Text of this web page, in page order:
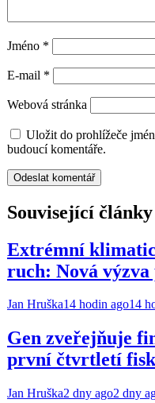
Jméno *
E-mail *
Webová stránka
Uložit do prohlížeče
budoucí komentáře.
Související články
Extrémní
ruch: Nová výzva
Jan Hruška14 hodin ago14
Gen zveřejňuje
první čtvrtletí
Jan Hruška2 dny ago2 dny